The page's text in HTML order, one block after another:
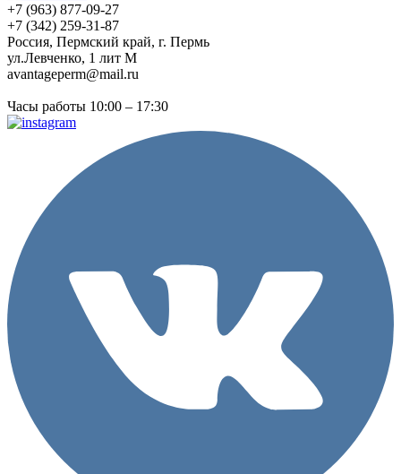
+7 (963) 877-09-27
+7 (342) 259-31-87
Россия, Пермский край, г. Пермь
ул.Левченко, 1 лит М
avantageperm@mail.ru
Часы работы 10:00 – 17:30